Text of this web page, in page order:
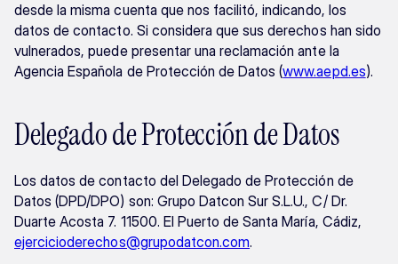
desde la misma cuenta que nos facilitó, indicando, los
datos de contacto. Si considera que sus derechos han sido
vulnerados, puede presentar una reclamación ante la
Agencia Española de Protección de Datos (www.aepd.es).
Delegado de Protección de Datos
Los datos de contacto del Delegado de Protección de
Datos (DPD/DPO) son: Grupo Datcon Sur S.L.U., C/ Dr.
ejercicioderechos@grupodatcon.com.